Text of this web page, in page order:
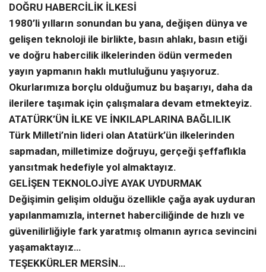
DOĞRU HABERCİLİK İLKESİ
1980’li yılların sonundan bu yana, değişen dünya ve
gelişen teknoloji ile birlikte, basın ahlakı, basın etiği
ve doğru habercilik ilkelerinden ödün vermeden
yayın yapmanın haklı mutluluğunu yaşıyoruz.
Okurlarımıza borçlu olduğumuz bu başarıyı, daha da
ilerilere taşımak için çalışmalara devam etmekteyiz.
ATATÜRK’ÜN İLKE VE İNKILAPLARINA BAĞLILIK
Türk Milleti’nin lideri olan Atatürk’ün ilkelerinden
sapmadan, milletimize doğruyu, gerçeği şeffaflıkla
yansıtmak hedefiyle yol almaktayız.
GELİŞEN TEKNOLOJİYE AYAK UYDURMAK
Değişimin gelişim olduğu özellikle çağa ayak uyduran
yapılanmamızla, internet haberciliğinde de hızlı ve
güvenilirliğiyle fark yaratmış olmanın ayrıca sevincini
yaşamaktayız…
TEŞEKKÜRLER MERSİN…